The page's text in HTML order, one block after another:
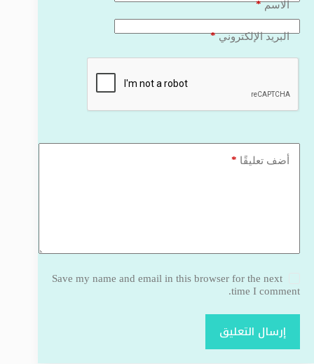
الاسم*
البريد الإلكتروني*
أضف تعليقًا *
Save my name and email in this browser for the next
time I comment.
إرسال التعليق